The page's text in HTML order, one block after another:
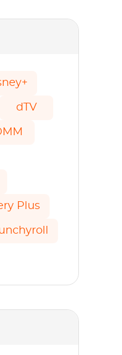
dTV
Plus